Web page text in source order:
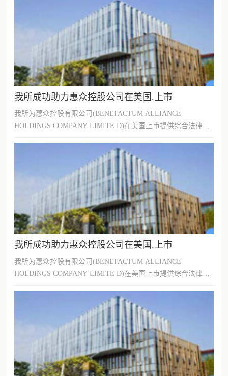
我所成功助力惠众控股公司在美国.上市
我所为惠众控股有限公司(BENEFACTUM ALLIANCE
HOLDINGS COMPANY LIMITE D)在美国上市提供综合法律服
我所成功助力惠众控股公司在美国.上市
我所为惠众控股有限公司(BENEFACTUM ALLIANCE
HOLDINGS COMPANY LIMITE D)在美国上市提供综合法律服